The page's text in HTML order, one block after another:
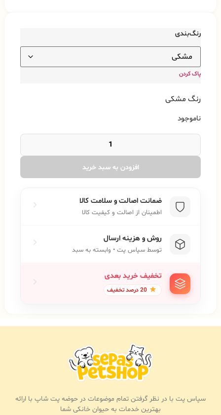
رنگ‌بندی
پاک کردن
رنگ مشکی
ناموجود
افزودن به سبد خرید
ضمانت اصالت و سلامت کالا
اطمینان از اصالت و کیفیت کالا
روش و هزینه ارسال
توسط سپاس پت • وابسته به سبد
تخفیف خرید بعدی
20 درصد تخفیف
سپاس پت با در نظر گرفتن تمام موضوعات در حوضه پت شاپ با ارائه
بهترین خدمات به حیوان خانکی شما